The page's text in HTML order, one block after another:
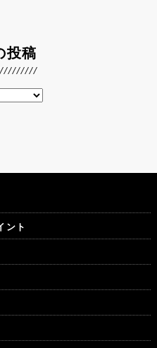
投稿
ント